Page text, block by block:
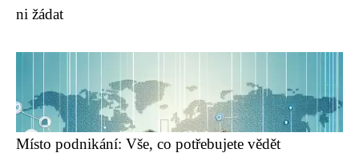
ni žádat
Místo podnikání: Vše, co potřebujete vědět